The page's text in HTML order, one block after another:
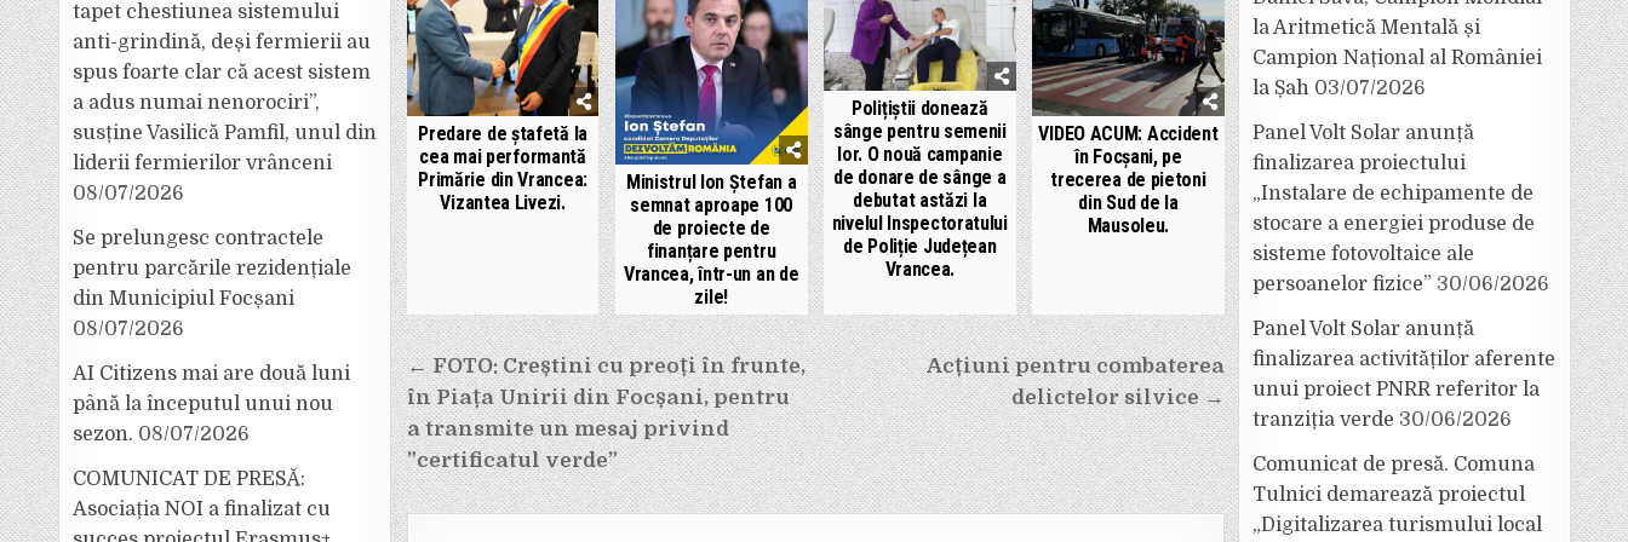
Predare de ștafetă la
cea mai performantă
Primărie din Vrancea:
Vizantea Livezi.
Ministrul Ion Ștefan a
semnat aproape 100
de proiecte de
finanțare pentru
Vrancea, într-un an de
zile!
Polițiștii donează
sânge pentru semenii
lor. O nouă campanie
de donare de sânge a
debutat astăzi la
nivelul Inspectoratului
de Poliție Județean
Vrancea.
VIDEO ACUM: Accident
în Focșani, pe
trecerea de pietoni
din Sud de la
Mausoleu.
Navigare
în
articole
Acțiuni pentru combaterea
delictelor silvice →
← FOTO: Creștini cu preoți în frunte,
în Piața Unirii din Focșani, pentru
a transmite un mesaj privind
”certificatul verde”
tapet chestiunea sistemului
anti-grindină, deși fermierii au
spus foarte clar că acest sistem
a adus numai nenorociri”,
susține Vasilică Pamfil, unul din
liderii fermierilor vrânceni
08/07/2026
Se prelungesc contractele
pentru parcările rezidențiale
din Municipiul Focșani
08/07/2026
AI Citizens mai are două luni
până la începutul unui nou
sezon. 08/07/2026
COMUNICAT DE PRESĂ:
Asociația NOI a finalizat cu
la Aritmetică Mentală și
Campion Național al României
la Șah 03/07/2026
Panel Volt Solar anunță
finalizarea proiectului
„Instalare de echipamente de
stocare a energiei produse de
sisteme fotovoltaice ale
persoanelor fizice” 30/06/2026
Panel Volt Solar anunță
finalizarea activităților aferente
unui proiect PNRR referitor la
tranziția verde 30/06/2026
Comunicat de presă. Comuna
Tulnici demarează proiectul
„Digitalizarea turismului local